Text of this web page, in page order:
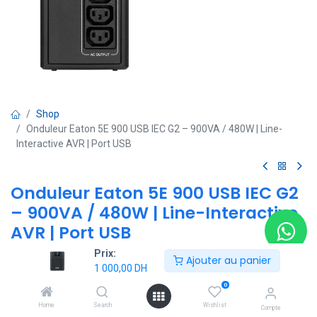
Prix:
1 000,00 DH
Ajouter au panier
Home Search
0
Wishlist Compte
Shop
Onduleur Eaton 5E 900 USB IEC G2 – 900VA / 480W | Line-
Interactive AVR | Port USB
Onduleur Eaton 5E 900 USB IEC G2
– 900VA / 480W | Line-Interactive
AVR | Port USB
(0 avis)
-Puissance : 900 VA / 480 W – idéal pour PC, NAS, routeur et
équipements réseau
-Technologie : Line-Interactive avec régulation automatique de